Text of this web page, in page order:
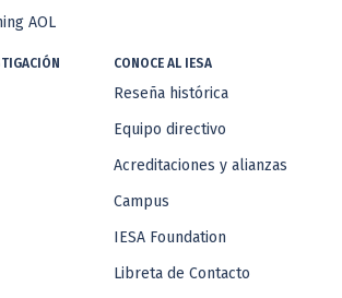
AOL
CONOCE AL IESA
Reseña histórica
Equipo directivo
Acreditaciones y alianzas
Campus
IESA Foundation
Libreta de Contacto